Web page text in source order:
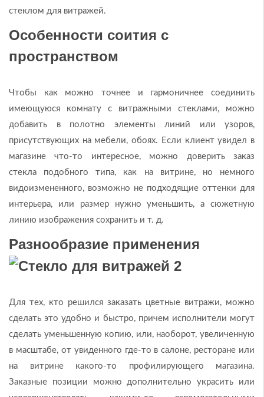
стеклом для витражей.
Особенности соития с
пространством
Чтобы как можно точнее и гармоничнее соединить
имеющуюся комнату с витражными стеклами, можно
добавить в полотно элементы линий или узоров,
присутствующих на мебели, обоях. Если клиент увидел в
магазине что-то интересное, можно доверить заказ
стекла подобного типа, как на витрине, но немного
видоизмененного, возможно не подходящие оттенки для
интерьера, или размер нужно уменьшить, а сюжетную
линию изображения сохранить и т. д.
Разнообразие применения
Для тех, кто решился заказать цветные витражи, можно
сделать это удобно и быстро, причем исполнители могут
сделать уменьшенную копию, или, наоборот, увеличенную
в масштабе, от увиденного где-то в салоне, ресторане или
на витрине какого-то профилирующего магазина.
Заказные позиции можно дополнительно украсить или